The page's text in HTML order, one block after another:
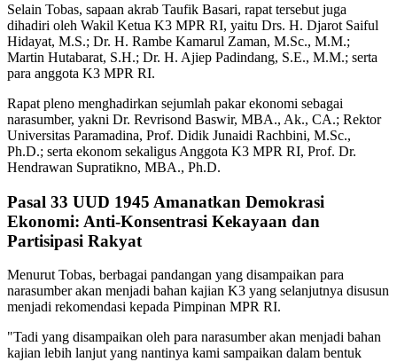
Selain Tobas, sapaan akrab Taufik Basari, rapat tersebut juga
dihadiri oleh Wakil Ketua K3 MPR RI, yaitu Drs. H. Djarot Saiful
Hidayat, M.S.; Dr. H. Rambe Kamarul Zaman, M.Sc., M.M.;
Martin Hutabarat, S.H.; Dr. H. Ajiep Padindang, S.E., M.M.; serta
para anggota K3 MPR RI.
Rapat pleno menghadirkan sejumlah pakar ekonomi sebagai
narasumber, yakni Dr. Revrisond Baswir, MBA., Ak., CA.; Rektor
Universitas Paramadina, Prof. Didik Junaidi Rachbini, M.Sc.,
Ph.D.; serta ekonom sekaligus Anggota K3 MPR RI, Prof. Dr.
Hendrawan Supratikno, MBA., Ph.D.
Pasal 33 UUD 1945 Amanatkan Demokrasi
Ekonomi: Anti-Konsentrasi Kekayaan dan
Partisipasi Rakyat
Menurut Tobas, berbagai pandangan yang disampaikan para
narasumber akan menjadi bahan kajian K3 yang selanjutnya disusun
menjadi rekomendasi kepada Pimpinan MPR RI.
"Tadi yang disampaikan oleh para narasumber akan menjadi bahan
kajian lebih lanjut yang nantinya kami sampaikan dalam bentuk